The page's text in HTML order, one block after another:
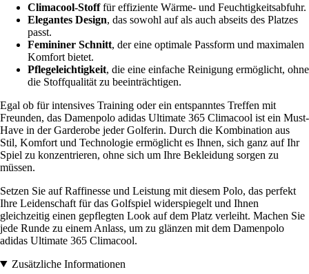
Climacool-Stofffür effiziente Wärme- und Feuchtigkeitsabfuhr.
Elegantes Design, das sowohl auf als auch abseits des Platzes
passt.
Femininer Schnitt, der eine optimale Passform und maximalen
Komfort bietet.
Pflegeleichtigkeit, die eine einfache Reinigung ermöglicht, ohne
die Stoffqualität zu beeinträchtigen.
Egal ob für intensives Training oder ein entspanntes Treffen mit
Freunden, das Damenpolo adidas Ultimate 365 Climacool ist ein Must-
Have in der Garderobe jeder Golferin. Durch die Kombination aus
Stil, Komfort und Technologie ermöglicht es Ihnen, sich ganz auf Ihr
Spiel zu konzentrieren, ohne sich um Ihre Bekleidung sorgen zu
müssen.
Setzen Sie auf Raffinesse und Leistung mit diesem Polo, das perfekt
Ihre Leidenschaft für das Golfspiel widerspiegelt und Ihnen
gleichzeitig einen gepflegten Look auf dem Platz verleiht. Machen Sie
jede Runde zu einem Anlass, um zu glänzen mit dem Damenpolo
adidas Ultimate 365 Climacool.
Zusätzliche Informationen